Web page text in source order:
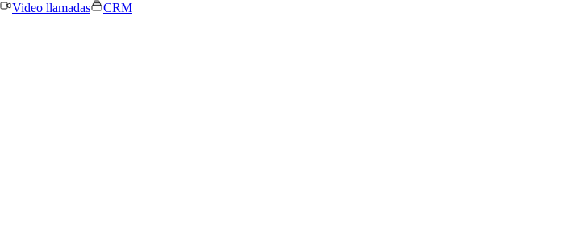
Video llamadas
CRM